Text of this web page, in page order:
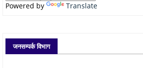
Powered by Translate
जनसम्पर्क विभाग